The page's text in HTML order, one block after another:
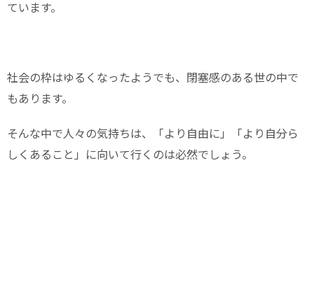
ています。
社会の枠はゆるくなったようでも、閉塞感のある世の中で
もあります。
そんな中で人々の気持ちは、「より自由に」「より自分ら
しくあること」に向いて行くのは必然でしょう。